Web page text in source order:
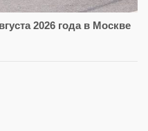
2026 года в Москве